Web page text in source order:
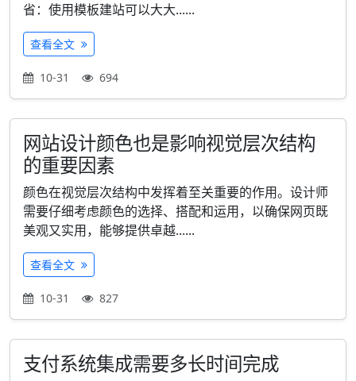
省：使用模板建站可以大大......
查看全文
10-31 694
网站设计颜色也是影响视觉层次结构
的重要因素
颜色在视觉层次结构中发挥着至关重要的作用。设计师
需要仔细考虑颜色的选择、搭配和运用，以确保网页既
美观又实用，能够提供卓越......
查看全文
10-31 827
支付系统集成需要多长时间完成